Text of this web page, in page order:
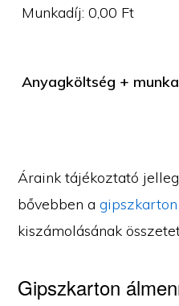
Munkadíj:0,00 Ft
Anyagköltség +
Áraink tájékoztató
bővebben a
kiszámolásának
Gipszkarton